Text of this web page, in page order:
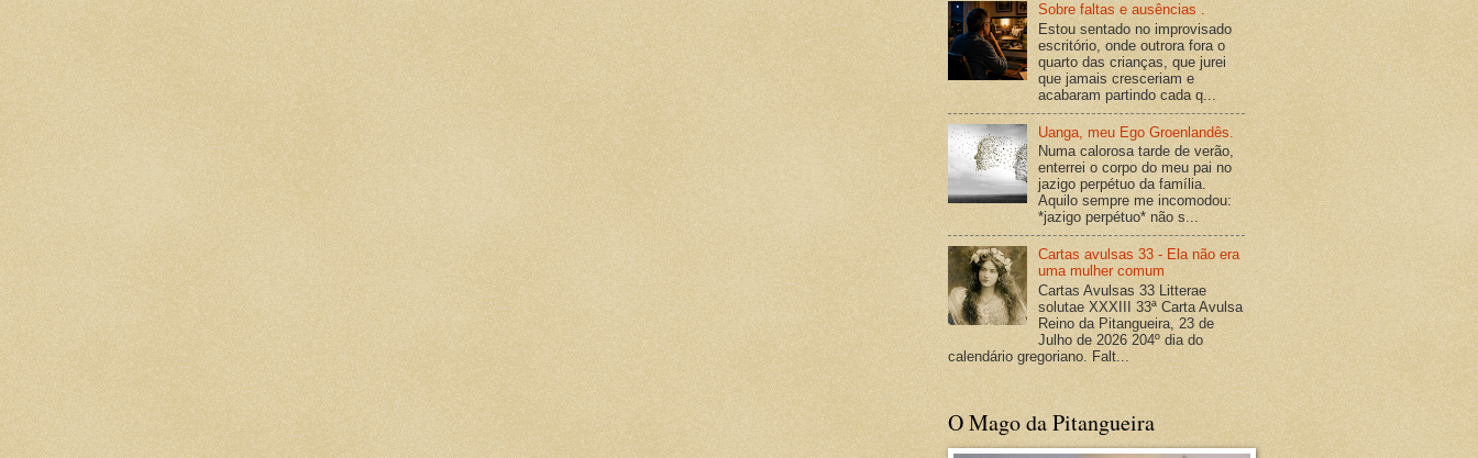
Sobre faltas e ausências .
Estou sentado no improvisado
escritório, onde outrora fora o
quarto das crianças, que jurei
que jamais cresceriam e
acabaram partindo cada q...
Uanga, meu Ego Groenlandês.
Numa calorosa tarde de verão,
enterrei o corpo do meu pai no
jazigo perpétuo da família.
Aquilo sempre me incomodou:
*jazigo perpétuo* não s...
Cartas avulsas 33 - Ela não era
uma mulher comum
Cartas Avulsas 33 Litterae
solutae XXXIII 33ª Carta Avulsa
Reino da Pitangueira, 23 de
Julho de 2026 204º dia do
calendário gregoriano. Falt...
O Mago da Pitangueira